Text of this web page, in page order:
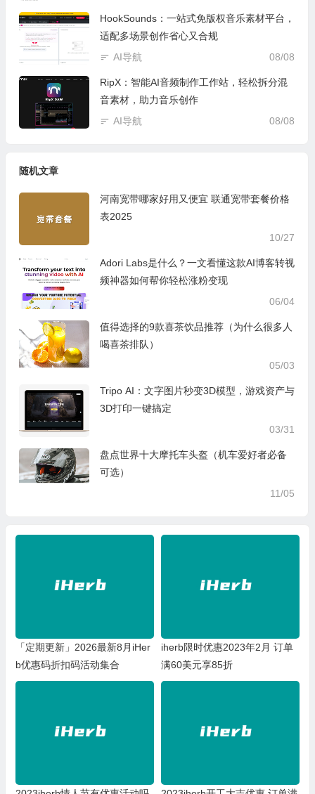
HookSounds：一站式免版权音乐素材平台，
适配多场景创作省心又合规
08/08
AI导航
RipX：智能AI音频制作工作站，轻松拆分混
音素材，助力音乐创作
08/08
AI导航
随机文章
河南宽带哪家好用又便宜 联通宽带套餐价格
表2025
10/27
Adori Labs是什么？一文看懂这款AI博客转视
频神器如何帮你轻松涨粉变现
06/04
值得选择的9款喜茶饮品推荐（为什么很多人
喝喜茶排队）
05/03
Tripo AI：文字图片秒变3D模型，游戏资产与
3D打印一键搞定
03/31
盘点世界十大摩托车头盔（机车爱好者必备
可选）
11/05
「定期更新」2026最新8月iHer
b优惠码折扣码活动集合
iherb限时优惠2023年2月 订单
满60美元享85折